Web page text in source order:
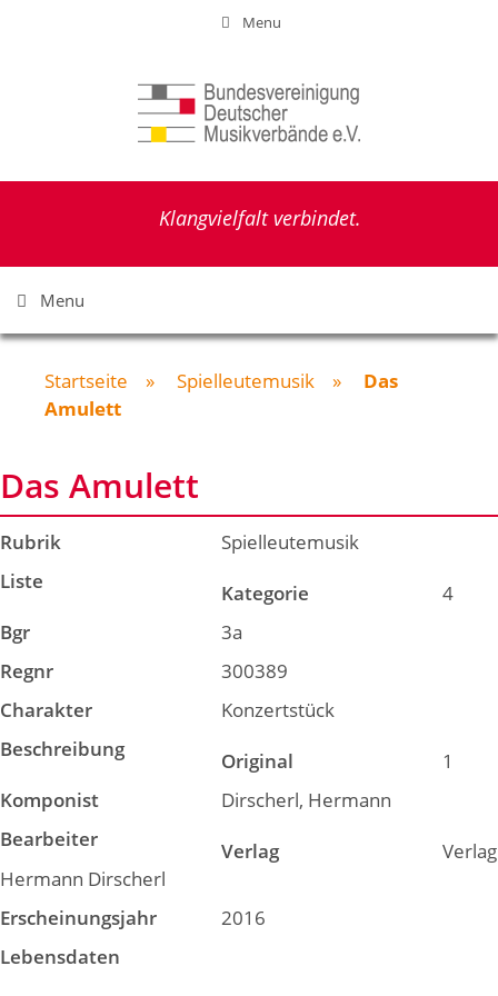
Menu
Klangvielfalt verbindet.
Menu
Startseite » Spielleutemusik » Das
Amulett
Das Amulett
Rubrik
Spielleutemusik
Liste
Kategorie
4
Bgr
3a
Regnr
300389
Charakter
Konzertstück
Beschreibung
Original
1
Komponist
Dirscherl, Hermann
Bearbeiter
Verlag
Verlag
Hermann Dirscherl
Erscheinungsjahr
2016
Lebensdaten